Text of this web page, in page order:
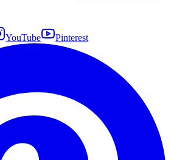
YouTube Pinterest